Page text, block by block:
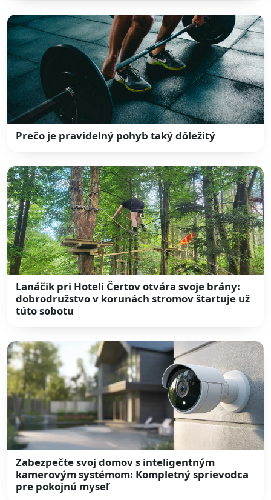
Prečo je pravidelný pohyb taký dôležitý
Lanáčik pri Hoteli Čertov otvára svoje brány:
dobrodružstvo v korunách stromov štartuje už
túto sobotu
Zabezpečte svoj domov s inteligentným
kamerovým systémom: Kompletný sprievodca
pre pokojnú myseľ